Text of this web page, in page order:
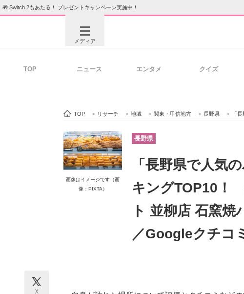
🎁 Switch 2もあたる！ プレゼントキャンペーン実施中！
メディア
ビジネスと働き方のヒント
ITエンジニア向け専門サイト
エレクトロニクス専門
TOP ニュース エンタメ クイズ
TOP > リサーチ > 地域 > 関東・甲信地方 > 長野県 > 「長野
画像はイメージです（画
像：PIXTA）
長野県
「長野県で人気
キングTOP10！
ト 並柳店 石窯
／Googleクチコ
X